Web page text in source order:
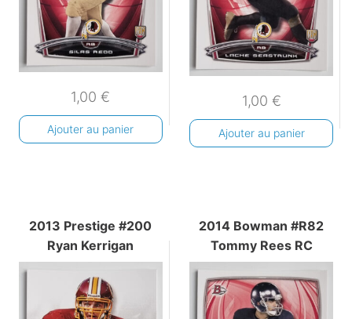
1,00€
Ajouter au panier
1,00 €
Ajouter au panier
2013 Prestige #200
Ryan Kerrigan
2014 Bowman #R82
Tommy Rees RC